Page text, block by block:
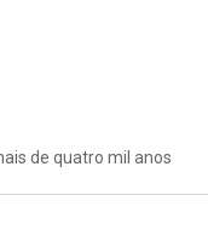
de quatro mil anos